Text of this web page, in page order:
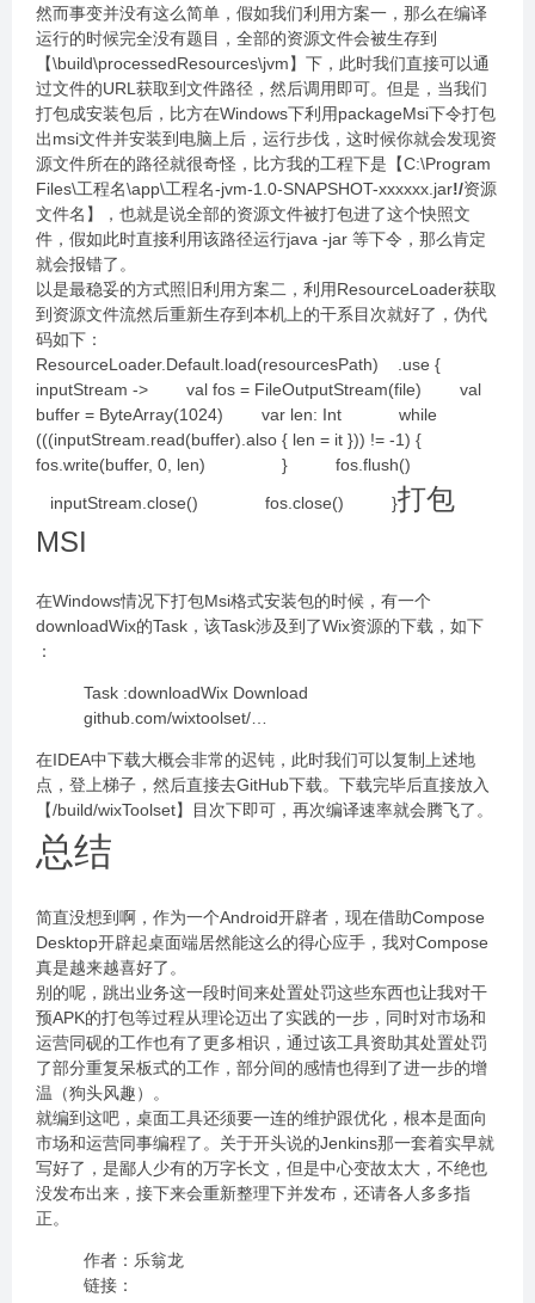
然而事变并没有这么简单，假如我们利用方案一，那么在编译
运行的时候完全没有题目，全部的资源文件会被生存到
【\build\processedResources\jvm】下，此时我们直接可以通
过文件的URL获取到文件路径，然后调用即可。但是，当我们
打包成安装包后，比方在Windows下利用packageMsi下令打包
出msi文件并安装到电脑上后，运行步伐，这时候你就会发现资
源文件所在的路径就很奇怪，比方我的工程下是【C:\Program
Files\工程名\app\工程名-jvm-1.0-SNAPSHOT-xxxxxx.jar!/资源
文件名】，也就是说全部的资源文件被打包进了这个快照文
件，假如此时直接利用该路径运行java -jar 等下令，那么肯定
就会报错了。
以是最稳妥的方式照旧利用方案二，利用ResourceLoader获取
到资源文件流然后重新生存到本机上的干系目次就好了，伪代
码如下：
ResourceLoader.Default.load(resourcesPath) .use {
inputStream -> val fos = FileOutputStream(file) val
buffer = ByteArray(1024) var len: Int while
(((inputStream.read(buffer).also { len = it })) != -1) {
fos.write(buffer, 0, len) } fos.flush()
inputStream.close() fos.close() }打包
MSI
在Windows情况下打包Msi格式安装包的时候，有一个
downloadWix的Task，该Task涉及到了Wix资源的下载，如下
：
Task :downloadWix Download
github.com/wixtoolset/…
在IDEA中下载大概会非常的迟钝，此时我们可以复制上述地
点，登上梯子，然后直接去GitHub下载。下载完毕后直接放入
【/build/wixToolset】目次下即可，再次编译速率就会腾飞了。
总结
简直没想到啊，作为一个Android开辟者，现在借助Compose
Desktop开辟起桌面端居然能这么的得心应手，我对Compose
真是越来越喜好了。
别的呢，跳出业务这一段时间来处置处罚这些东西也让我对干
预APK的打包等过程从理论迈出了实践的一步，同时对市场和
运营同砚的工作也有了更多相识，通过该工具资助其处置处罚
了部分重复呆板式的工作，部分间的感情也得到了进一步的增
温（狗头风趣）。
就编到这吧，桌面工具还须要一连的维护跟优化，根本是面向
市场和运营同事编程了。关于开头说的Jenkins那一套着实早就
写好了，是鄙人少有的万字长文，但是中心变故太大，不绝也
没发布出来，接下来会重新整理下并发布，还请各人多多指
正。
作者：乐翁龙
链接：